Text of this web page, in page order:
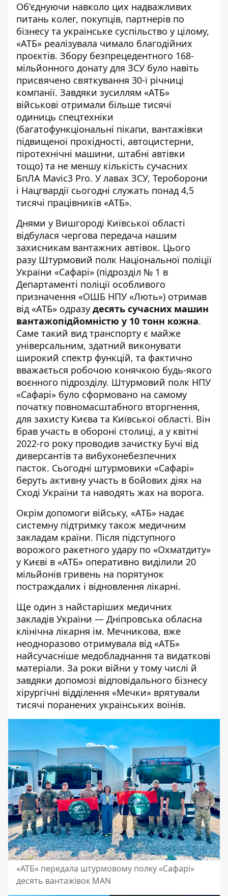
Об'єднуючи навколо цих надважливих
питань колег, покупців, партнерів по
бізнесу та українське суспільство у цілому,
«АТБ» реалізувала чимало благодійних
проєктів. Збору безпрецедентного 168-
мільйонного донату для ЗСУ було навіть
присвячено святкування 30-ї річниці
компанії. Завдяки зусиллям «АТБ»
військові отримали більше тисячі
одиниць спецтехніки
(багатофункціональні пікапи, вантажівки
підвищеної прохідності, автоцистерни,
піротехнічні машини, штабні автівки
тощо) та не меншу кількість сучасних
БпЛА Mavic3 Pro. У лавах ЗСУ, Тероборони
і Нацгвардії сьогодні служать понад 4,5
тисячі працівників «АТБ».
Днями у Вишгороді Київської області
відбулася чергова передача нашим
захисникам вантажних автівок. Цього
разу Штурмовий полк Національної поліції
України «Сафарі» (підрозділ № 1 в
Департаменті поліції особливого
призначення «ОШБ НПУ «Лють») отримав
від «АТБ» одразу десять сучасних машин
вантажопідйомністю у 10 тонн кожна.
Саме такий вид транспорту є майже
універсальним, здатний виконувати
широкий спектр функцій, та фактично
вважається робочою конячкою будь-якого
воєнного підрозділу. Штурмовий полк НПУ
«Сафарі» було сформовано на самому
початку повномасштабного вторгнення,
для захисту Києва та Київської області. Він
брав участь в обороні столиці, а у квітні
2022-го року проводив зачистку Бучі від
диверсантів та вибухонебезпечних
пасток. Сьогодні штурмовики «Сафарі»
беруть активну участь в бойових діях на
Сході України та наводять жах на ворога.
Окрім допомоги війську, «АТБ» надає
системну підтримку також медичним
закладам країни. Після підступного
ворожого ракетного удару по «Охматдиту»
у Києві в «АТБ» оперативно виділили 20
мільйонів гривень на порятунок
постраждалих і відновлення лікарні.
Ще один з найстаріших медичних
закладів України — Дніпровська обласна
клінічна лікарня ім. Мечникова, вже
неодноразово отримувала від «АТБ»
найсучасніше медобладнання та видаткові
матеріали. За роки війни у тому числі й
завдяки допомозі відповідального бізнесу
хірургічні відділення «Мечки» врятували
тисячі поранених українських воїнів.
«АТБ» передала штурмовому полку «Сафарі»
десять вантажівок MAN